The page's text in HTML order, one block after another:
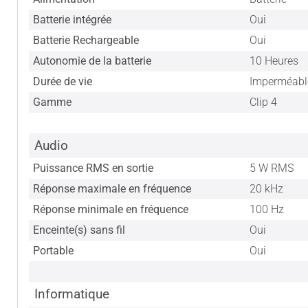
Batterie intégrée
Oui
Batterie Rechargeable
Oui
Autonomie de la batterie
10 Heures
Durée de vie
Gamme
Clip 4
Audio
Puissance RMS en sortie
5 W RMS
Réponse maximale en fréquence
20 kHz
Réponse minimale en fréquence
100 Hz
Enceinte(s) sans fil
Oui
Portable
Oui
Informatique